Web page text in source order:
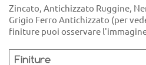
Zincato, Antichizzato Ruggine,
Grigio Ferro Antichizzato (per
finiture puoi osservare